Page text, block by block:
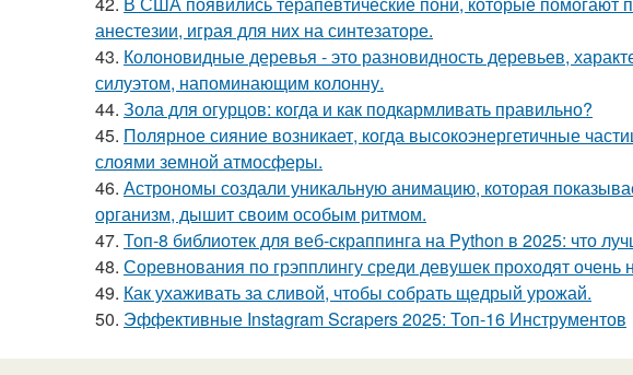
анестезии, играя для них на синтезаторе.
43. Колоновидные деревья - это разновидность деревьев,
силуэтом, напоминающим колонну.
44. Зола для огурцов: когда и как подкармливать правильно?
45. Полярное сияние возникает, когда высокоэнергетичные
слоями земной атмосферы.
46. Астрономы создали уникальную анимацию, которая
организм, дышит своим особым ритмом.
47. Топ-8 библиотек для веб-скраппинга на Python в 2025: что
48. Соревнования по грэпплингу среди девушек проходят
49. Как ухаживать за сливой, чтобы собрать щедрый урожай.
50. Эффективные Instagram Scrapers 2025: Топ-16 Инструментов